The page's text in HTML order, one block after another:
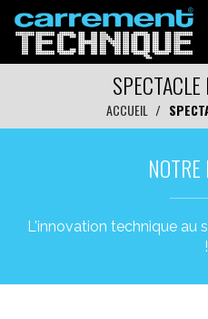
ACCUEIL
L'innovation technique au
!